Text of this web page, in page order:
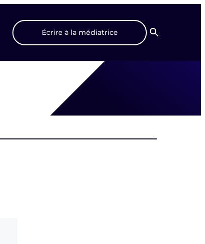
Écrire à la médiatrice
Recherche